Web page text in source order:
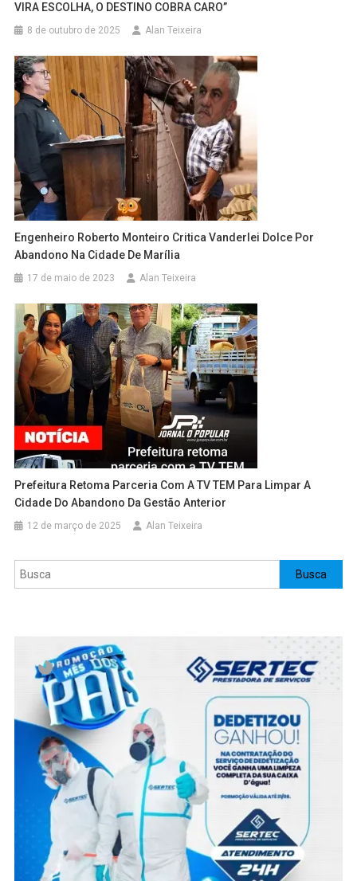
VIRA ESCOLHA, O DESTINO COBRA CARO”
8 de outubro de 2025 Alan Teixeira
Engenheiro Roberto Monteiro Critica Vanderlei Dolce Por
Abandono Na Cidade De Marília
17 de maio de 2023 Alan Teixeira
Prefeitura Retoma Parceria Com A TV TEM Para Limpar A
Cidade Do Abandono Da Gestão Anterior
12 de março de 2025 Alan Teixeira
Pesquisar Busca